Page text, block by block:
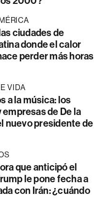
ciudades de
donde el calor
perder más horas
VIDA
a la música: los
de De la
nuevo presidente de
que anticipó el
le pone fecha a
con Irán: ¿cuándo